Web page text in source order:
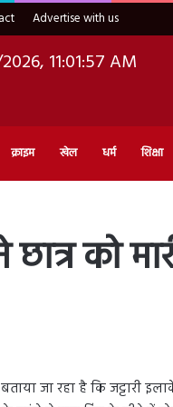
Advertise with us
11:01:58 AM
क्राइम खेल धर्म शिक्षा
को
जा रहा है कि जट्टारी